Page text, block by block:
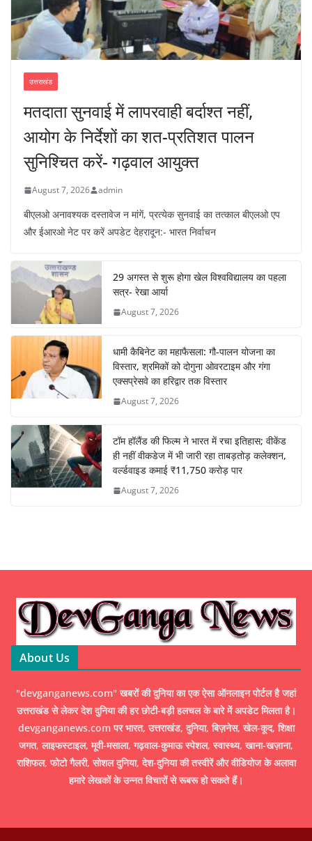
उत्तराखंड
मतदाता सुनवाई में लापरवाही बर्दाश्त नहीं,
आयोग के निर्देशों का शत-प्रतिशत पालन
सुनिश्चित करें- गढ़वाल आयुक्त
August 7, 2026 admin
बीएलओ अनावश्यक दस्तावेज न मांगें, प्रत्येक सुनवाई का तत्काल बीएलओ एप
और ईआरओ नेट पर करें अपडेट देहरादून:- भारत निर्वाचन
29 अगस्त से शुरू होगा खेल विश्वविद्यालय का पहला
सत्र- रेखा आर्या
August 7, 2026
धामी कैबिनेट का महाफैसला: गौ-पालन योजना का
विस्तार, श्रमिकों को दोगुना ओवरटाइम और गंगा
एक्सप्रेसवे का हरिद्वार तक विस्तार
August 7, 2026
टॉम हॉलैंड की फिल्म ने भारत में रचा इतिहास; वीकेंड
ही नहीं वीकडेज में भी जारी रहा ताबड़तोड़ कलेक्शन,
वर्ल्डवाइड कमाई ₹11,750 करोड़ पार
August 7, 2026
About Us
"devganganews.com" खबरों की दुनिया का एक ऐसा ऑनलाइन पोर्टल है जहां
उत्तराखंड से लेकर देश दुनिया की हर छोटी-बड़ी हलचल के बारे में अपडेट मिलता है।
devganganews.com पर भारत, उत्तराखंड, दुनिया, बिज़नेस, खेल-कूद, शिक्षा
जगत, लाइफस्टाइल, मूवी-मसाला, गढ़वाल-कुमाऊ स्पेशल, स्वास्थ्य, खाना-खज़ाना,
राशिफल, फोटो गैलरी, सोशल दुनिया, देश-दुनिया की तस्वीरें और वीडियोज के अलावा
हमारे लेखकों के उन्नत विचारों से रूबरू हो सकते हैं।